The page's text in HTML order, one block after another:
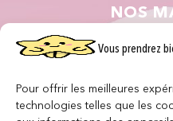
Vous prendrez
Pour offrir les meilleures
technologies telles que les
NOS
QUI
NOUS